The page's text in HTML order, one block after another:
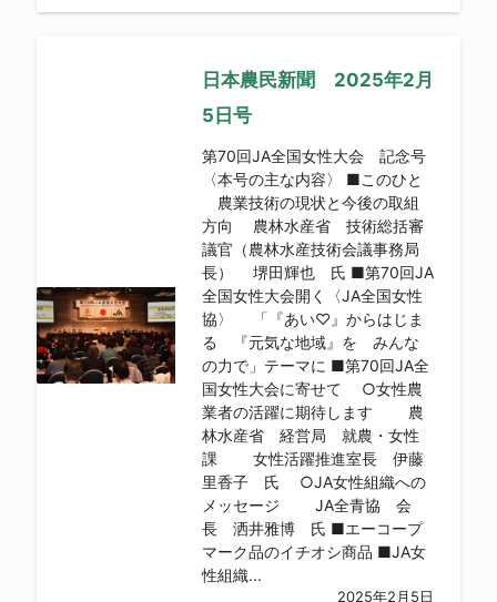
日本農民新聞 2025年2月
5日号
第70回JA全国女性大会 記念号
〈本号の主な内容〉 ■このひと
農業技術の現状と今後の取組
方向 農林水産省 技術総括審
議官（農林水産技術会議事務局
長） 堺田輝也 氏 ■第70回JA
全国女性大会開く〈JA全国女性
協〉 「『あい♡』からはじま
る 『元気な地域』を みんな
の力で」テーマに ■第70回JA全
国女性大会に寄せて ○女性農
業者の活躍に期待します 農
林水産省 経営局 就農・女性
課 女性活躍推進室長 伊藤
里香子 氏 ○JA女性組織への
メッセージ JA全青協 会
長 洒井雅博 氏 ■エーコープ
マーク品のイチオシ商品 ■JA女
性組織...
2025年2月5日